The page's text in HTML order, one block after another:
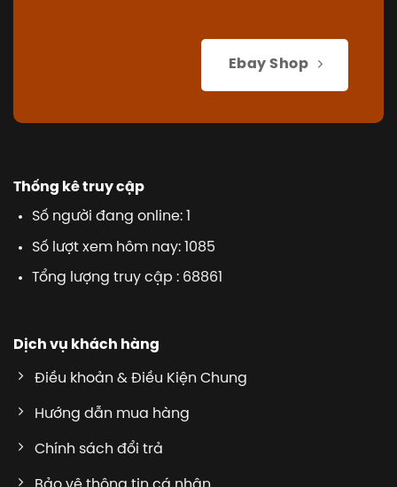
Ebay Shop
Thống kê truy cập
Số người đang online: 1
Số lượt xem hôm nay: 1085
Tổng lượng truy cập : 68861
Dịch vụ khách hàng
Điều khoản & Điều Kiện Chung
Hướng dẫn mua hàng
Chính sách đổi trả